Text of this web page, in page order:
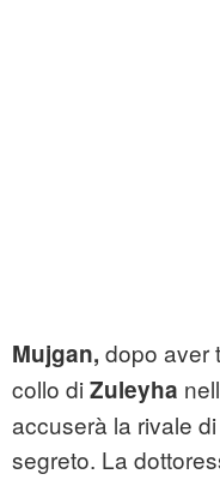
Mujgan, dopo aver
collo di Zuleyha
accuserà la rivale
segreto. La